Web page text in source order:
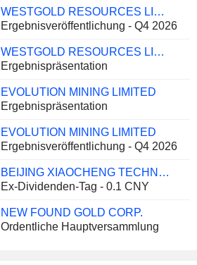
WESTGOLD RESOURCES LIMITED
Ergebnisveröffentlichung - Q4 2026
WESTGOLD RESOURCES LIMITED
Ergebnispräsentation
EVOLUTION MINING LIMITED
Ergebnispräsentation
EVOLUTION MINING LIMITED
Ergebnisveröffentlichung - Q4 2026
BEIJING XIAOCHENG TECHNOLOGY STOCK CO., LTD
Ex-Dividenden-Tag - 0.1 CNY
NEW FOUND GOLD CORP.
Ordentliche Hauptversammlung